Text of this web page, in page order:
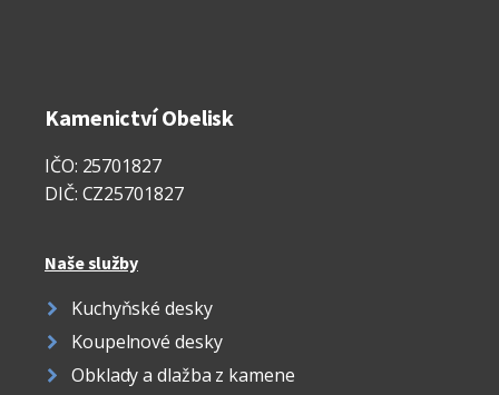
Kamenictví Obelisk
IČO: 25701827
DIČ: CZ25701827
Naše služby
Kuchyňské desky
Koupelnové desky
Obklady a dlažba z kamene